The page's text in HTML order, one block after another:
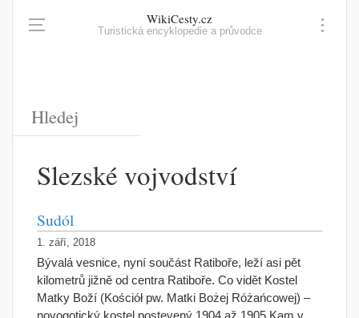
WikiCesty.cz
Turistická encyklopedie a průvodce
Slezské vojvodství
Sudól
1. září, 2018
Bývalá vesnice, nyní součást Ratiboře, leží asi pět
kilometrů jižně od centra Ratiboře. Co vidět Kostel
Matky Boží (Kościół pw. Matki Bożej Różańcowej) –
novogotický kostel postevený 1904 až 1905 Kam v